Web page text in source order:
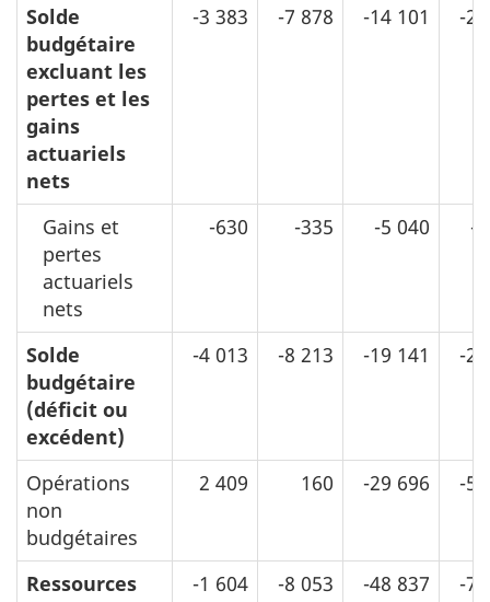
Solde
budgétaire
excluant les
pertes et les
gains
actuariels
nets
-3 383 -7 878 -14 101 -
Gains et
pertes
actuariels
nets
-630 -335 -5 040 -
Solde
budgétaire
(déficit ou
excédent)
-4 013 -8 213 -19 141 -
Opérations
non
budgétaires
2 409 160 -29 696 -
Ressources
-1 604 -8 053 -48 837 -